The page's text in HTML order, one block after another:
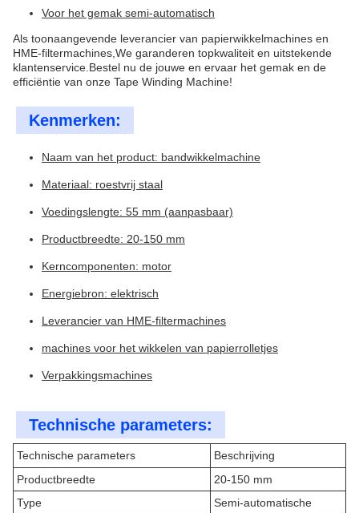
Voor het gemak semi-automatisch
Als toonaangevende leverancier van papierwikkelmachines en
HME-filtermachines,We garanderen topkwaliteit en uitstekende
klantenservice.Bestel nu de jouwe en ervaar het gemak en de
efficiëntie van onze Tape Winding Machine!
Kenmerken:
Naam van het product: bandwikkelmachine
Materiaal: roestvrij staal
Voedingslengte: 55 mm (aanpasbaar)
Productbreedte: 20-150 mm
Kerncomponenten: motor
Energiebron: elektrisch
Leverancier van HME-filtermachines
machines voor het wikkelen van papierrolletjes
Verpakkingsmachines
Technische parameters:
Technische parameters
Beschrijving
Productbreedte
20-150 mm
Type
Semi-automatische